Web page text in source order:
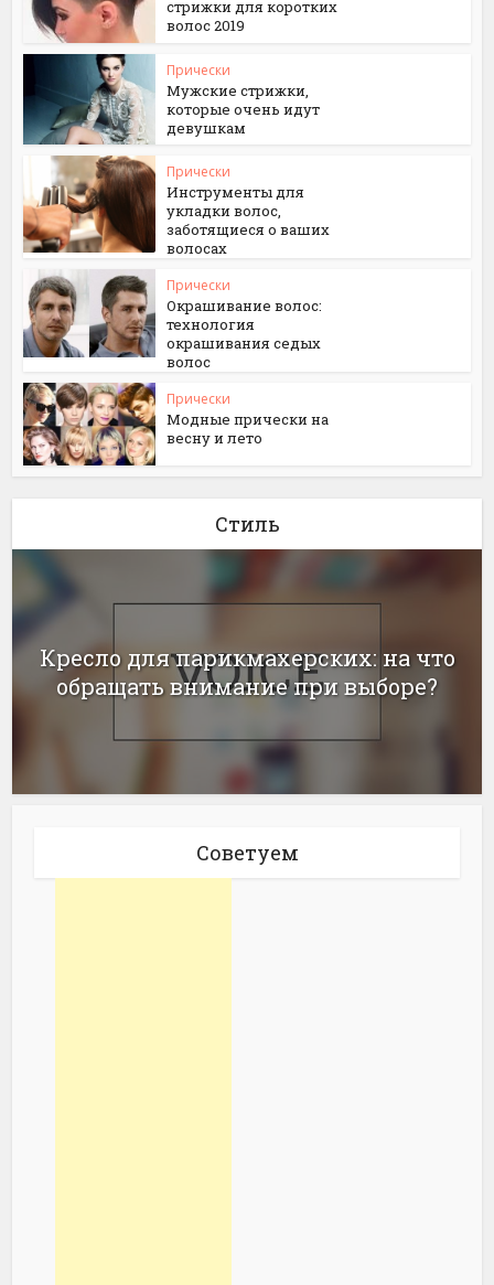
стрижки для коротких
волос 2019
Прически
Мужские стрижки,
которые очень идут
девушкам
Прически
Инструменты для
укладки волос,
заботящиеся о ваших
волосах
Прически
Окрашивание волос:
технология
окрашивания седых
волос
Прически
Модные прически на
весну и лето
Стиль
Кресло для парикмахерских: на что
обращать внимание при выборе?
Советуем